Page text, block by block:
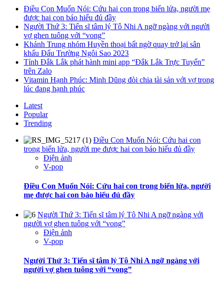
Điều Con Muốn Nói: Cứu hai con trong biển lửa, người mẹ
được hai con báo hiếu đủ đầy
Người Thứ 3: Tiến sĩ tâm lý Tô Nhi A ngỡ ngàng với người
vợ ghen tuông với “vong”
Khánh Trung nhóm Huyền thoại bất ngờ quay trở lại sân
khấu Đấu Trường Ngôi Sao 2023
Tỉnh Đắk Lắk phát hành mini app “Đắk Lắk Trực Tuyến”
trên Zalo
Vitamin Hạnh Phúc: Minh Dũng đòi chia tài sản với vợ trong
lúc đang hạnh phúc
Latest
Popular
Trending
Điều Con Muốn Nói: Cứu hai con
trong biển lửa, người mẹ được hai con báo hiếu đủ đầy
Điện ảnh
V-pop
Điều Con Muốn Nói: Cứu hai con trong biển lửa, người
mẹ được hai con báo hiếu đủ đầy
Người Thứ 3: Tiến sĩ tâm lý Tô Nhi A ngỡ ngàng với
người vợ ghen tuông với “vong”
Điện ảnh
V-pop
Người Thứ 3: Tiến sĩ tâm lý Tô Nhi A ngỡ ngàng với
người vợ ghen tuông với “vong”